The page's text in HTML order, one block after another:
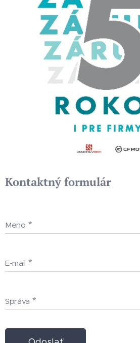
Kontaktný formulár
Meno
E-mail
Správa